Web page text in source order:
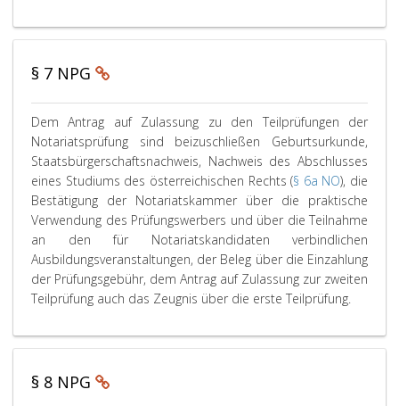
K
r
s
d
e
r
N
o
t
a
r
e
w
r
z
2
r
A
a
g
a
u
f
Z
u
l
a
s
s
g
§ 7 NPG
P
a
r
g
r
a
p
h
7
,
Dem Antrag auf Zulassung zu den Teilprüfungen der
Notariatsprüfung sind beizuschließen Geburtsurkunde,
Staatsbürgerschaftsnachweis, Nachweis des Abschlusses
eines Studiums des österreichischen Rechts (§ 6a NO), die
Bestätigung der Notariatskammer über die praktische
Verwendung des Prüfungswerbers und über die Teilnahme
an den für Notariatskandidaten verbindlichen
Ausbildungsveranstaltungen, der Beleg über die Einzahlung
der Prüfungsgebühr, dem Antrag auf Zulassung zur zweiten
Teilprüfung auch das Zeugnis über die erste Teilprüfung.
m
§ 8 NPG